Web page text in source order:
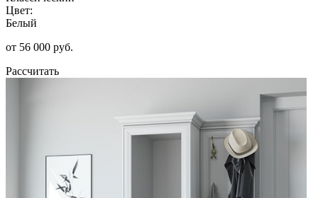
Цвет:
Белый
от 56 000 руб.
Рассчитать